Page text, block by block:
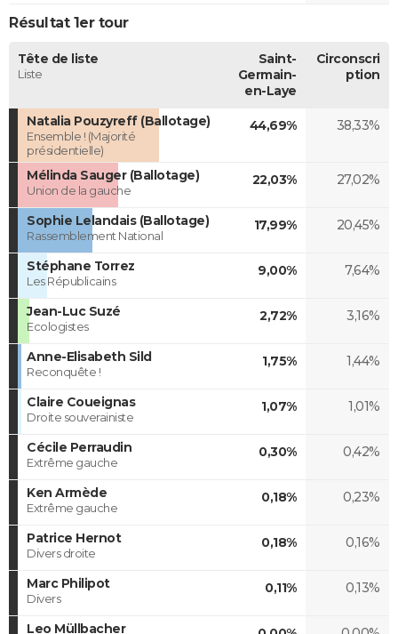
Résultat 1er tour
Tête de liste
Liste
Saint-
Germain-
en-Laye
Circonscri
ption
Natalia Pouzyreff (Ballotage)
Ensemble ! (Majorité
présidentielle)
44,69% 38,33%
Mélinda Sauger (Ballotage)
Union de la gauche
22,03% 27,02%
Sophie Lelandais (Ballotage)
Rassemblement National
17,99% 20,45%
Stéphane Torrez
Les Républicains
9,00% 7,64%
Jean-Luc Suzé
Ecologistes
2,72% 3,16%
Anne-Elisabeth Sild
Reconquête !
1,75% 1,44%
Claire Coueignas
Droite souverainiste
1,07% 1,01%
Cécile Perraudin
Extrême gauche
0,30% 0,42%
Ken Armède
Extrême gauche
0,18% 0,23%
Patrice Hernot
Divers droite
0,18% 0,16%
Marc Philipot
Divers
0,11% 0,13%
Leo Müllbacher